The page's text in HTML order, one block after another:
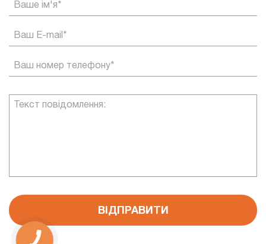
Ваше ім'я*
Ваш E-mail*
Ваш номер телефону*
Текст повідомлення:
ВІДПРАВИТИ